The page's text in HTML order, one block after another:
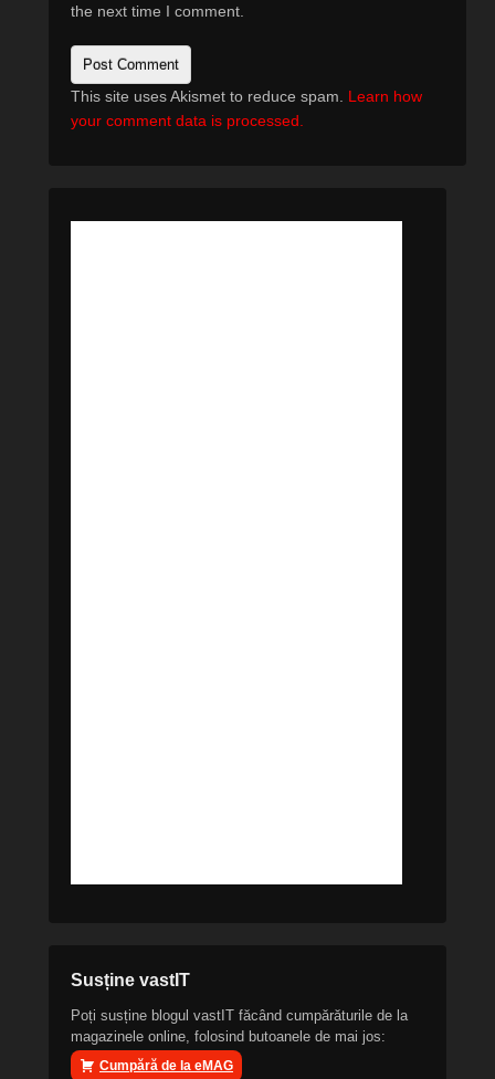
the next time I comment.
This site uses Akismet to reduce spam. Learn how
your comment data is processed.
Susține vastIT
Poți susține blogul vastIT făcând cumpărăturile de la
magazinele online, folosind butoanele de mai jos:
Cumpără de la eMAG